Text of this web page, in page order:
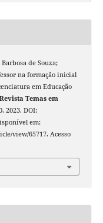
de Souza;
na formação inicial
em Educação
Revista Temas em
2023. DOI:
em:
view/65717. Acesso